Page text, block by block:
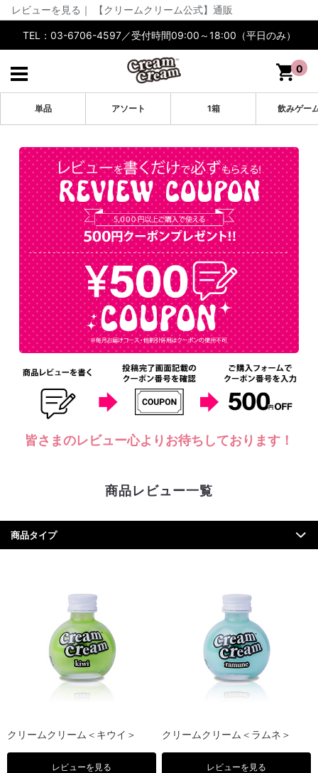
レビューを見る｜ 【クリームクリーム公式】通販
TEL：03-6706-4597／受付時間09:00～18:00（平日のみ）
0
単品 アソート 1箱 飲みゲー
皆さまのレビュー心よりお待ちしております！
商品レビュー一覧
商品タイプ
クリームクリーム＜キウイ＞
レビューを見る
クリームクリーム＜ラムネ＞
レビューを見る